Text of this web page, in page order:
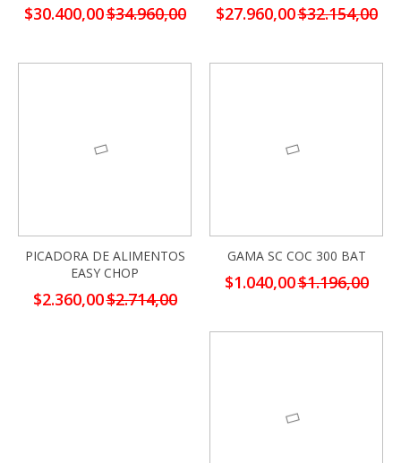
Precio
especial
$30.400,00$34.960,00
Precio
especial
$27.960,00$32.154,00
PICADORA DE ALIMENTOS
EASY CHOP
Precio
especial
$2.360,00$2.714,00
GAMA SC COC 300 BAT
Precio
especial
$1.040,00$1.196,00